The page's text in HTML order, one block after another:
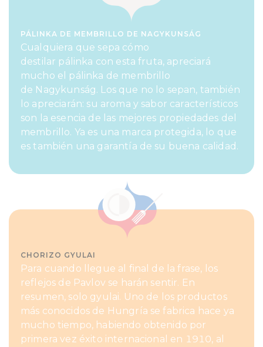
PÁLINKA DE MEMBRILLO DE NAGYKUNSÁG
Cualquiera que sepa cómo
destilar pálinka con esta fruta, apreciará
mucho el pálinka de membrillo
de Nagykunság. Los que no lo sepan, también
lo apreciarán: su aroma y sabor característicos
son la esencia de las mejores propiedades del
membrillo. Ya es una marca protegida, lo que
es también una garantía de su buena calidad.
CHORIZO GYULAI
Para cuando llegue al final de la frase, los
reflejos de Pavlov se harán sentir. En
resumen, solo gyulai. Uno de los productos
más conocidos de Hungría se fabrica hace ya
mucho tiempo, habiendo obtenido por
primera vez éxito internacional en 1910, al